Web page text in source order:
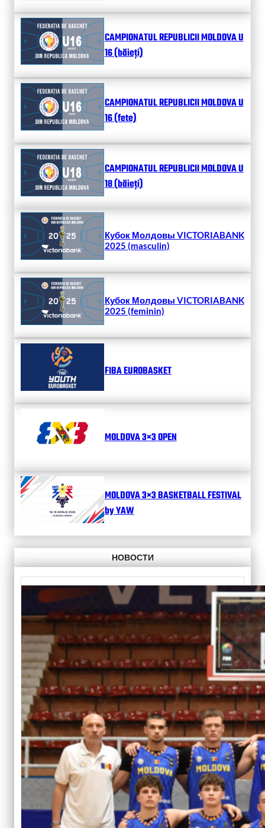
CAMPIONATUL REPUBLICII MOLDOVA U
16 (băieți)
CAMPIONATUL REPUBLICII MOLDOVA U
16 (fete)
CAMPIONATUL REPUBLICII MOLDOVA U
18 (băieți)
Кубок Молдовы VICTORIABANK
2025 (masculin)
Кубок Молдовы VICTORIABANK
2025 (feminin)
FIBA EUROBASKET
MOLDOVA 3×3 OPEN
MOLDOVA 3×3 BASKETBALL FESTIVAL
by YAW
НОВОСТИ